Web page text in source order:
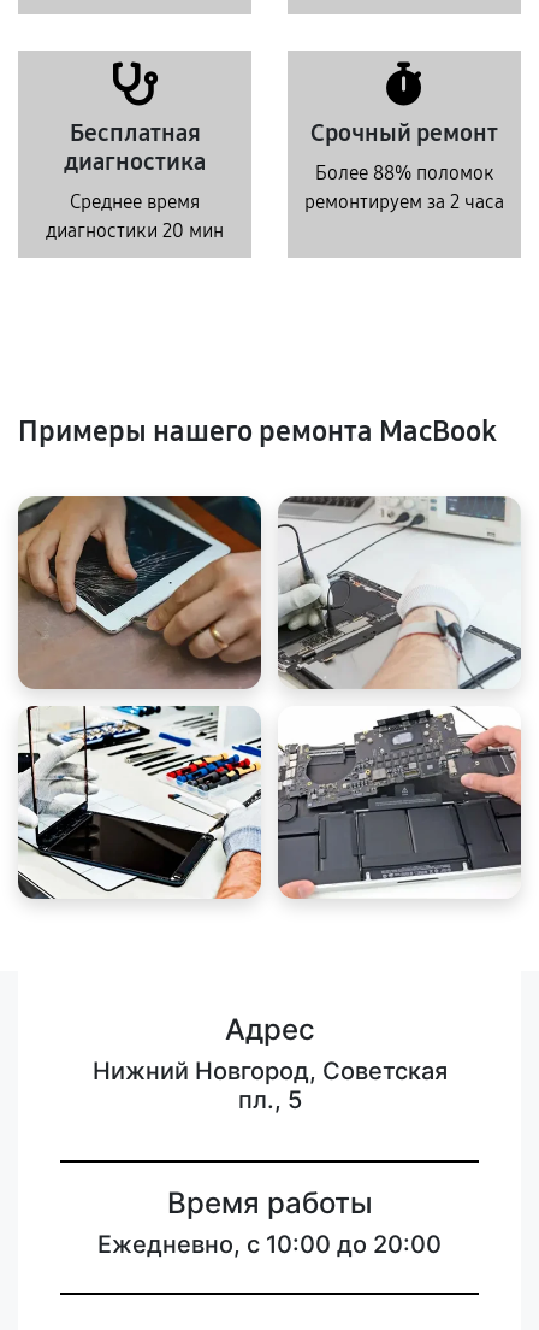
Бесплатная
диагностика
Среднее время
диагностики 20 мин
Срочный ремонт
Более 88% поломок
ремонтируем за 2 часа
Примеры нашего ремонта MacBook
Адрес
Нижний Новгород, Советская
пл., 5
Время работы
Ежедневно, с 10:00 до 20:00